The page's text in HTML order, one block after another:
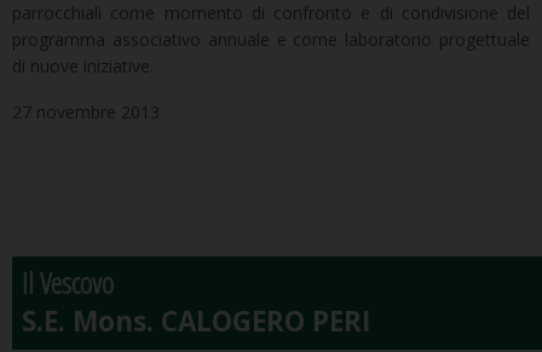
parrocchiali come momento di confronto e di condivisione del
programma associativo annuale e come laboratorio progettuale
di nuove iniziative.
27 novembre 2013
Il Vescovo